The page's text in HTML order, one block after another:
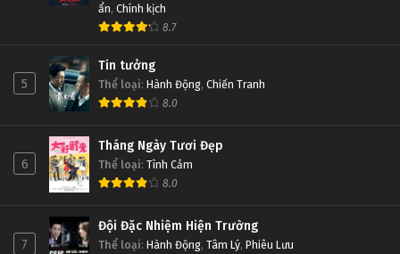
ẩn, Chính kịch
8.7
5
Tin tưởng
Thể loại: Hành Động, Chiến Tranh
8.0
6
Tháng Ngày Tươi Đẹp
Thể loại: Tình Cảm
8.0
7
Đội Đặc Nhiệm Hiện Trường
Thể loại: Hành Động, Tâm Lý, Phiêu Lưu